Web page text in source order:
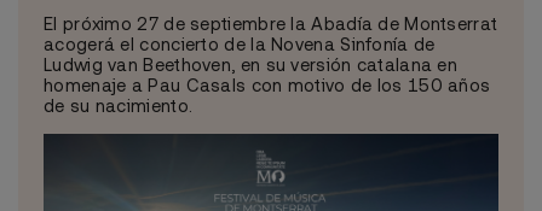
El próximo 27 de septiembre la Abadía de Montserrat
acogerá el concierto de la Novena Sinfonía de
Ludwig van Beethoven, en su versión catalana en
homenaje a Pau Casals con motivo de los 150 años
de su nacimiento.